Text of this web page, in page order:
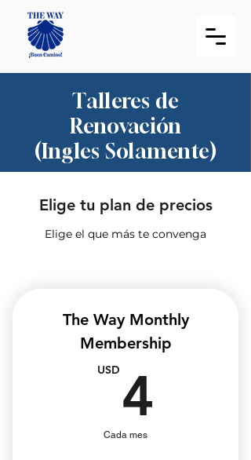
Talleres de
Renovación
(Ingles Solamente)
Elige tu plan de precios
Elige el que más te convenga
The Way Monthly
Membership
USD 4
Cada mes